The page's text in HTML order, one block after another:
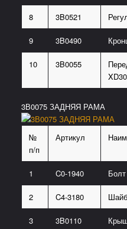
8 3B0521
9 3B0490
10 3B0055
3В0075 ЗАДНЯЯ РАМА
№
п/п
Артикул
1 C0-1940 Болт
2 C4-3180
3 3B0110